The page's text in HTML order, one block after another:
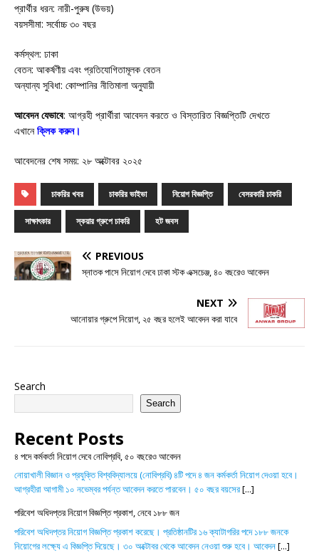
প্রার্থীর ধরন: নারী-পুরুষ (উভয়)
বয়সসীমা: সর্বোচ্চ ৩০ বছর
কর্মস্থল: ঢাকা
বেতন: আকর্ষণীয় এবং প্রতিযোগিতামূলক বেতন
অন্যান্য সুবিধা: কোম্পানির নীতিমালা অনুযায়ী
আবেদন যেভাবে: আগ্রহী প্রার্থীরা আবেদন করতে ও বিস্তারিত বিজ্ঞপ্তিটি দেখতে
এখানে ক্লিক করুন।
আবেদনের শেষ সময়: ২৮ অক্টোবর ২০২৫
চাকরির খবর চাকরির ভাইভা নিয়োগ বিজ্ঞপ্তি বেসরকারি চাকরি
সাক্ষাৎকার স্কয়ার গ্রুপে চাকরি হট জবস
PREVIOUS
স্নাতক পাসে নিয়োগ দেবে ঢাকা স্টক এক্সচেঞ্জ, ৪০ বছরেও আবেদন
NEXT
আনোয়ার গ্রুপে নিয়োগ, ২৫ বছর হলেই আবেদন করা যাবে
Search
Search
Recent Posts
৪ পদে কর্মকর্তা নিয়োগ দেবে নোবিপ্রবি, ৫০ বছরেও আবেদন
নোয়াখালী বিজ্ঞান ও প্রযুক্তি বিশ্ববিদ্যালয়ে (নোবিপ্রবি) ৪টি পদে ৪ জন কর্মকর্তা নিয়োগ দেওয়া হবে।
আগ্রহীরা আগামী ১০ নভেম্বর পর্যন্ত আবেদন করতে পারবেন। ৫০ বছর বয়সের[...]
পরিবেশ অধিদপ্তর নিয়োগ বিজ্ঞপ্তি প্রকাশ, নেবে ১৮৮ জন
পরিবেশ অধিদপ্তর নিয়োগ বিজ্ঞপ্তি প্রকাশ করেছে। প্রতিষ্ঠানটির ১৬ ক্যাটাগরির পদে ১৮৮ জনকে
নিয়োগের লক্ষ্যে এ বিজ্ঞপ্তি দিয়েছে। ৩০ অক্টোবর থেকে আবেদন নেওয়া শুরু হবে। আবেদন[...]